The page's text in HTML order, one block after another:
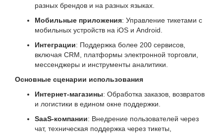
разных брендов и на разных языках.
Мобильные приложения: Управление тикетами с
мобильных устройств на iOS и Android.
Интеграции: Поддержка более 200 сервисов,
включая CRM, платформы электронной торговли,
мессенджеры и инструменты аналитики.
Основные сценарии использования
Интернет-магазины: Обработка заказов, возвратов
и логистики в едином окне поддержки.
SaaS-компании: Внедрение пользователей через
чат, техническая поддержка через тикеты,